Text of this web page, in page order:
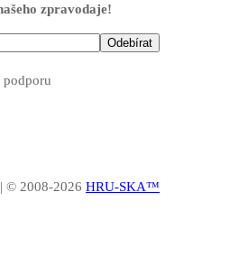
zpravodaje!
podporu
© 2008-2026 HRU-SKA™